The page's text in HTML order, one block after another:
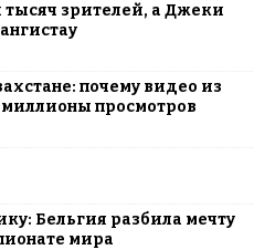
зрителей, а Джеки
почему видео из
просмотров
Бельгия разбила мечту
мира